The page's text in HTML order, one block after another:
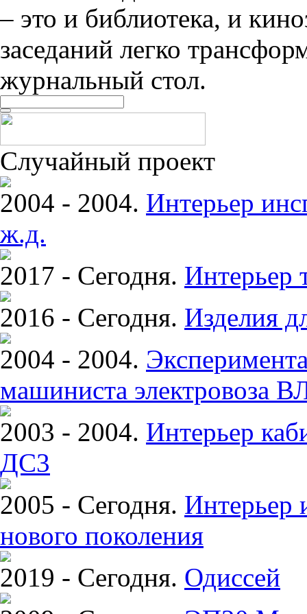
– это и библиотека, и
заседаний легко
журнальный стол.
Случайный проект
2004 - 2004. Интерьер
ж.д.
2017 - Сегодня. Интерьер
2016 - Сегодня. Изделия
2004 - 2004.
машиниста электровоза
2003 - 2004. Интерьер
ДС3
2005 - Сегодня. Интерьер
нового поколения
2019 - Сегодня. Одиссей